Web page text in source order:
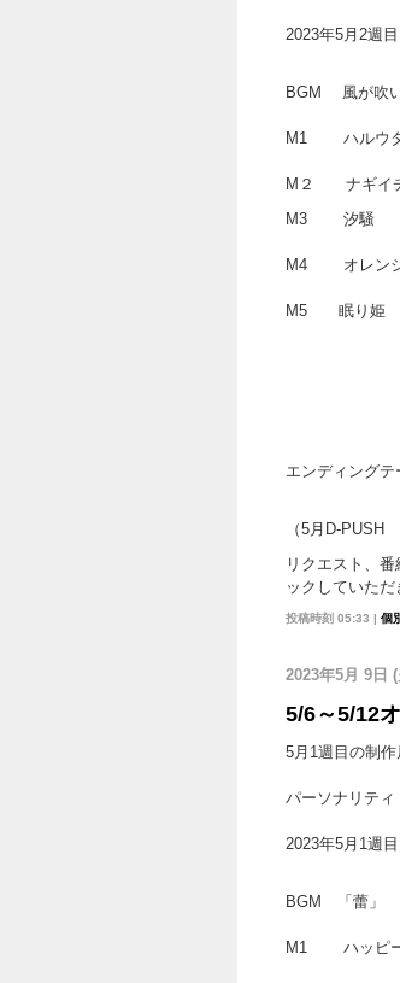
2023年5月2週
BGM 風が吹
M1 ハル
M２ ナギイ
M3 汐騒 ／
M4
M5 眠
エンディン
（5月D-PUSH
リクエスト、
ックしていた
投稿時刻 05:33 | 個
2023年5月 9日
5/6～5/12
5月1週目の制
パーソナリティ
2023年5月1週
BGM 「蕾
M1 ハッピ